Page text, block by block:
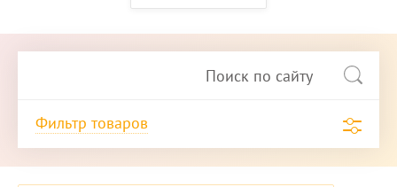
Фильтр товаров